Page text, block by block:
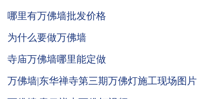
哪里有万佛墙批发价格
为什么要做万佛墙
寺庙万佛墙哪里能定做
万佛墙|东华禅寺第三期万佛灯施工现场图片